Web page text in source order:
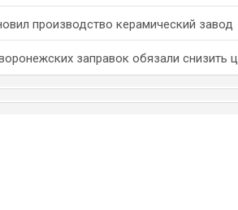
производство керамический завод
заправок обязали снизить